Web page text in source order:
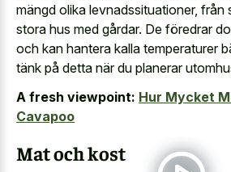
mängd olika levnadssituationer, från
stora hus med gårdar. De föredrar
och kan hantera kalla temperaturer
tänk på detta när du planerar
A fresh viewpoint: Hur Mycket
Cavapoo
Mat och kost